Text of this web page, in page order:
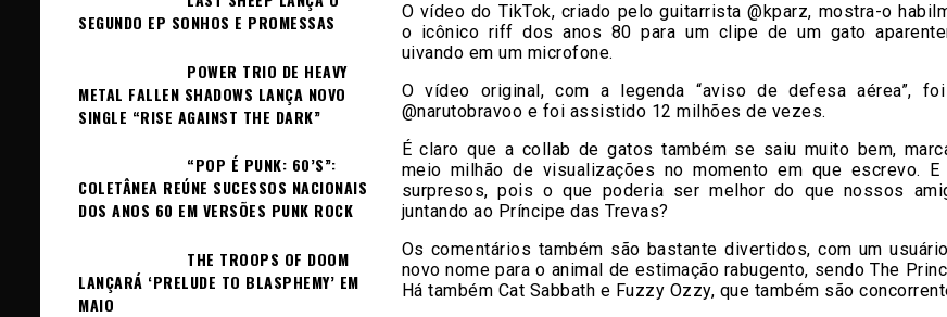
O vídeo do TikTok, criado pelo guitarrista @kparz, mostra-o
o icônico riff dos anos 80 para um clipe de um gato
uivando em um microfone.
O vídeo original, com a legenda “aviso de defesa aérea”,
@narutobravoo e foi assistido 12 milhões de vezes.
É claro que a collab de gatos também se saiu muito bem,
meio milhão de visualizações no momento em que escrevo. E
surpresos, pois o que poderia ser melhor do que nossos
juntando ao Príncipe das Trevas?
Os comentários também são bastante divertidos, com um
novo nome para o animal de estimação rabugento, sendo The
Há também Cat Sabbath e Fuzzy Ozzy, que também são
SEGUNDO EP SONHOS E PROMESSAS
POWER TRIO DE HEAVY
METAL FALLEN SHADOWS LANÇA NOVO
SINGLE “RISE AGAINST THE DARK”
“POP É PUNK: 60’S”:
COLETÂNEA REÚNE SUCESSOS NACIONAIS
DOS ANOS 60 EM VERSÕES PUNK ROCK
THE TROOPS OF DOOM
LANÇARÁ ‘PRELUDE TO BLASPHEMY’ EM
MAIO